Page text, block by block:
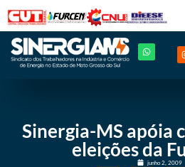
Sinergia-MS apóia
eleições da
junho 2, 2009